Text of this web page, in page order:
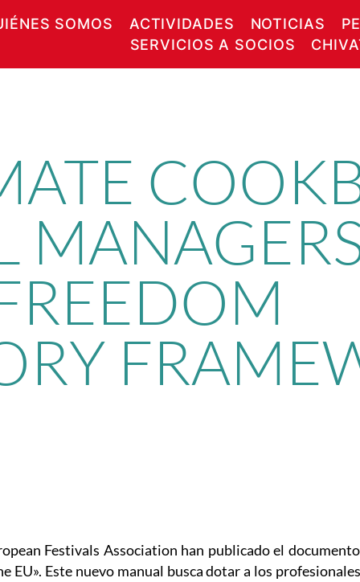
SOMOS ACTIVIDADES NOTICIAS
SERVICIOS A SOCIOS
Festivals Association han publicado el
Este nuevo manual busca dotar a los